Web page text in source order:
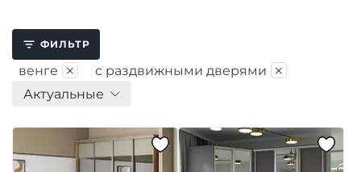
ФИЛЬТР
венге × с раздвижными дверями ×
Актуальные